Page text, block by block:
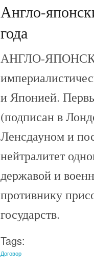
Англо-
года
АНГЛО-
и Японией.
(подписан в
Ленсдауном и
нейтралитет
державой и
противнику
государств.
Tags:
Договор